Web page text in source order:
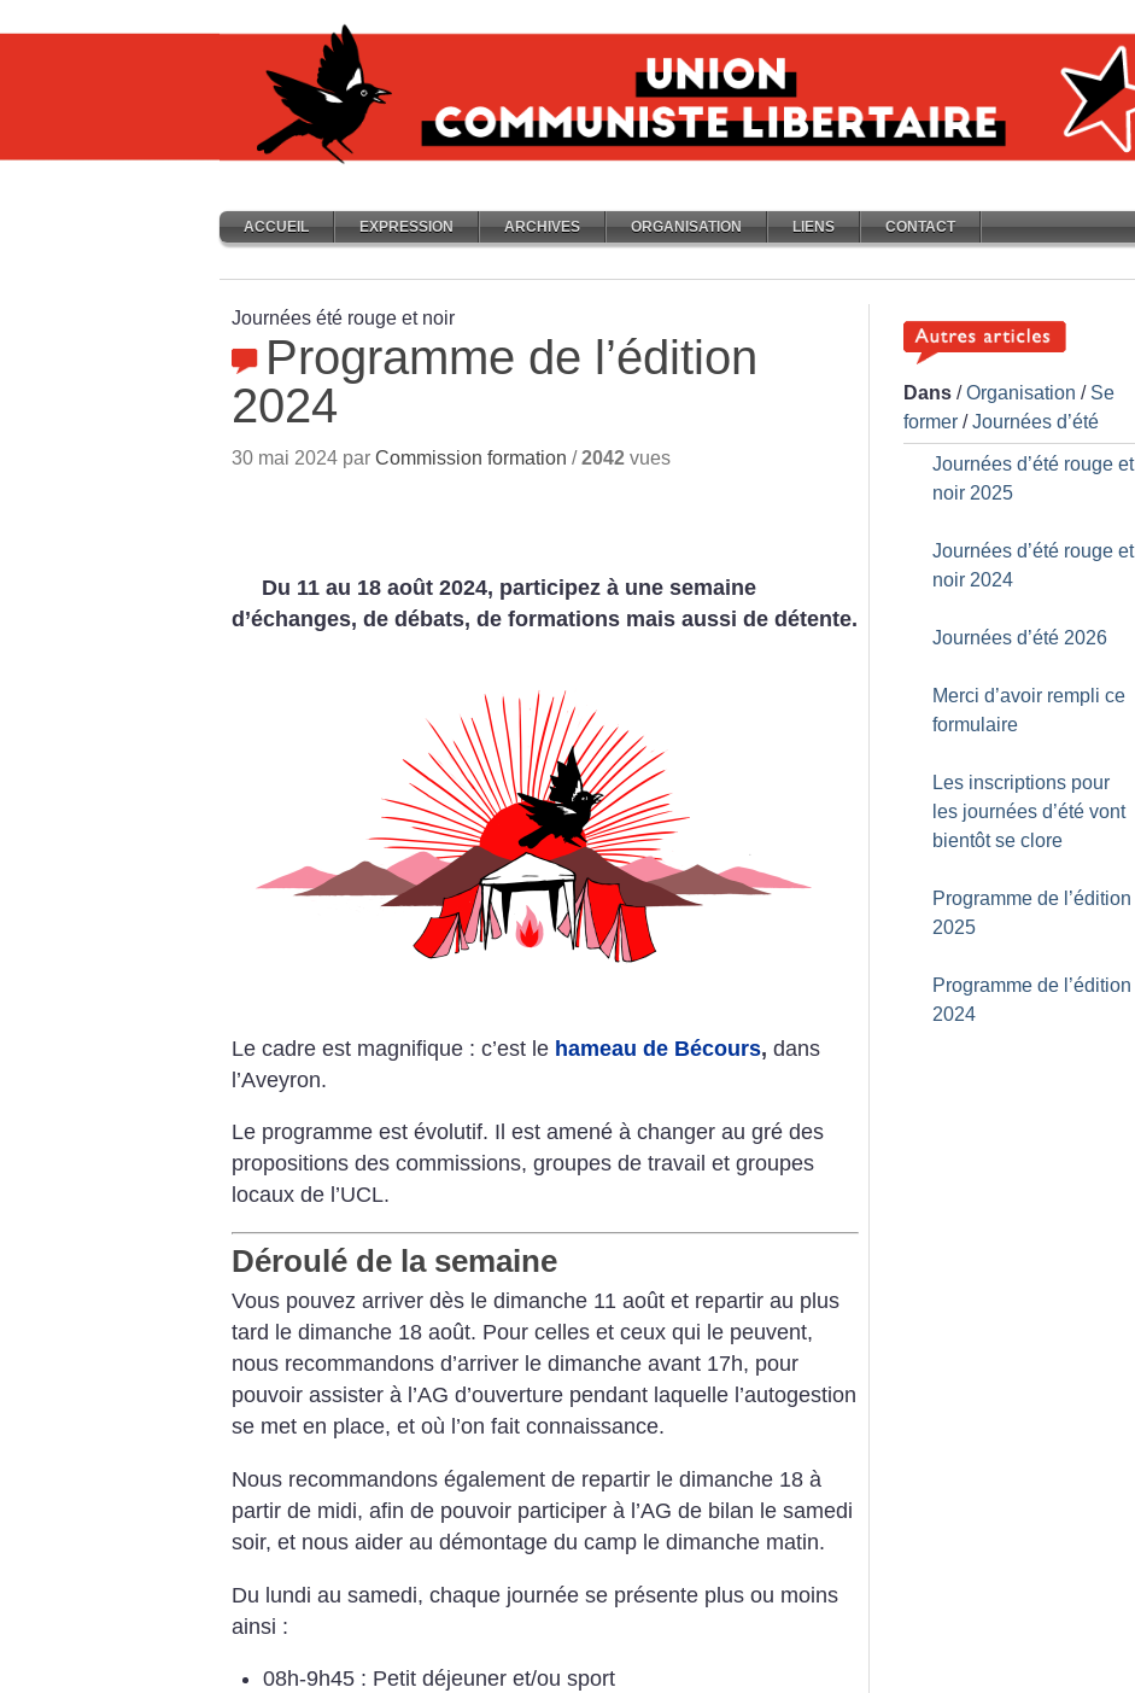
ACCUEIL EXPRESSION ARCHIVES ORGANISATION LIENS CONTACT
Journées été rouge et noir
Programme de l’édition
2024
30 mai 2024 par Commission formation /2042 vues
Du 11 au 18 août 2024, participez à une semaine
d’échanges, de débats, de formations mais aussi de détente.
Le cadre est magnifique : c’est le hameau de Bécours, dans
l’Aveyron.
Le programme est évolutif. Il est amené à changer au gré des
propositions des commissions, groupes de travail et groupes
locaux de l’UCL.
Déroulé de la semaine
Vous pouvez arriver dès le dimanche 11 août et repartir au plus
tard le dimanche 18 août. Pour celles et ceux qui le peuvent,
nous recommandons d’arriver le dimanche avant 17h, pour
pouvoir assister à l’AG d’ouverture pendant laquelle l’autogestion
se met en place, et où l’on fait connaissance.
Nous recommandons également de repartir le dimanche 18 à
partir de midi, afin de pouvoir participer à l’AG de bilan le samedi
soir, et nous aider au démontage du camp le dimanche matin.
Du lundi au samedi, chaque journée se présente plus ou moins
ainsi :
08h-9h45 : Petit déjeuner et/ou sport
Dans /Organisation / Se
former /Journées d’été
Journées d’été rouge et
noir 2025
Journées d’été rouge et
noir 2024
Journées d’été 2026
Merci d’avoir rempli ce
formulaire
Les inscriptions pour
les journées d’été vont
bientôt se clore
Programme de l’édition
2025
Programme de l’édition
2024